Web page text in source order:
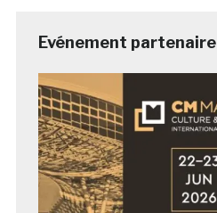
Evénement partenaire